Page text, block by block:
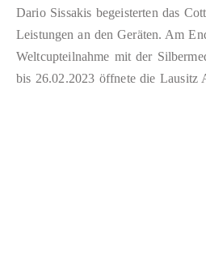
Dario Sissakis begeisterten das
Leistungen an den Geräten. Am
Weltcupteilnahme mit der
bis 26.02.2023 öffnete die Lausitz